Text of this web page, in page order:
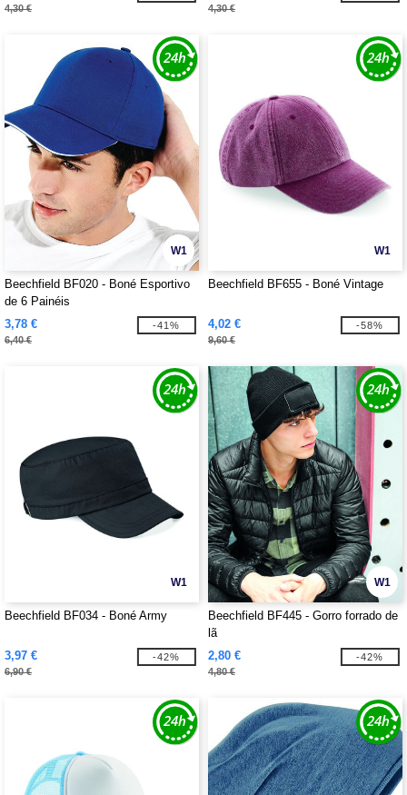
4,30 € 4,30 €
W1
Beechfield BF020 - Boné Esportivo
de 6 Painéis
3,78 €
6,40 €
-41%
W1
Beechfield BF655 - Boné Vintage
4,02 €
9,60 €
-58%
W1
Beechfield BF034 - Boné Army
3,97 €
6,90 €
-42%
W1
Beechfield BF445 - Gorro forrado de
lã
2,80 €
4,80 €
-42%